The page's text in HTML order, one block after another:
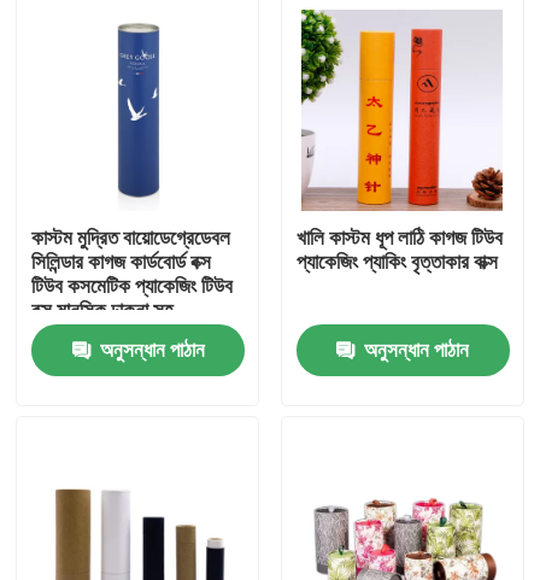
পণ্য
কাস্টম মুদ্রিত বায়োডেগ্রেডেবল
সিলিন্ডার কাগজ কার্ডবোর্ড বক্স
টিউব কসমেটিক প্যাকেজিং টিউব
বক্স মানসিক ঢাকনা সহ
অনুসন্ধান পাঠান
খালি কাস্টম ধূপ লাঠি কাগজ টিউব
প্যাকেজিং প্যাকিং বৃত্তাকার বাক্স
অনুসন্ধান পাঠান